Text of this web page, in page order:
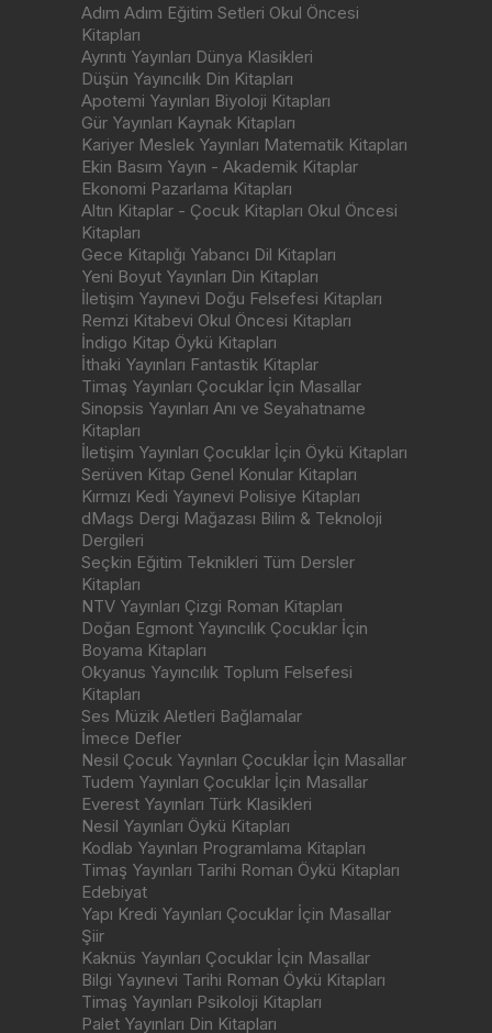
Adım Adım Eğitim Setleri Okul Öncesi
Kitapları
Ayrıntı Yayınları Dünya Klasikleri
Düşün Yayıncılık Din Kitapları
Apotemi Yayınları Biyoloji Kitapları
Gür Yayınları Kaynak Kitapları
Kariyer Meslek Yayınları Matematik Kitapları
Ekin Basım Yayın - Akademik Kitaplar
Ekonomi Pazarlama Kitapları
Altın Kitaplar - Çocuk Kitapları Okul Öncesi
Kitapları
Gece Kitaplığı Yabancı Dil Kitapları
Yeni Boyut Yayınları Din Kitapları
İletişim Yayınevi Doğu Felsefesi Kitapları
Remzi Kitabevi Okul Öncesi Kitapları
İndigo Kitap Öykü Kitapları
İthaki Yayınları Fantastik Kitaplar
Timaş Yayınları Çocuklar İçin Masallar
Sinopsis Yayınları Anı ve Seyahatname
Kitapları
İletişim Yayınları Çocuklar İçin Öykü Kitapları
Serüven Kitap Genel Konular Kitapları
Kırmızı Kedi Yayınevi Polisiye Kitapları
dMags Dergi Mağazası Bilim & Teknoloji
Dergileri
Seçkin Eğitim Teknikleri Tüm Dersler
Kitapları
NTV Yayınları Çizgi Roman Kitapları
Doğan Egmont Yayıncılık Çocuklar İçin
Boyama Kitapları
Okyanus Yayıncılık Toplum Felsefesi
Kitapları
Ses Müzik Aletleri Bağlamalar
İmece Defler
Nesil Çocuk Yayınları Çocuklar İçin Masallar
Tudem Yayınları Çocuklar İçin Masallar
Everest Yayınları Türk Klasikleri
Nesil Yayınları Öykü Kitapları
Kodlab Yayınları Programlama Kitapları
Timaş Yayınları Tarihi Roman Öykü Kitapları
Edebiyat
Yapı Kredi Yayınları Çocuklar İçin Masallar
Şiir
Kaknüs Yayınları Çocuklar İçin Masallar
Bilgi Yayınevi Tarihi Roman Öykü Kitapları
Timaş Yayınları Psikoloji Kitapları
Palet Yayınları Din Kitapları